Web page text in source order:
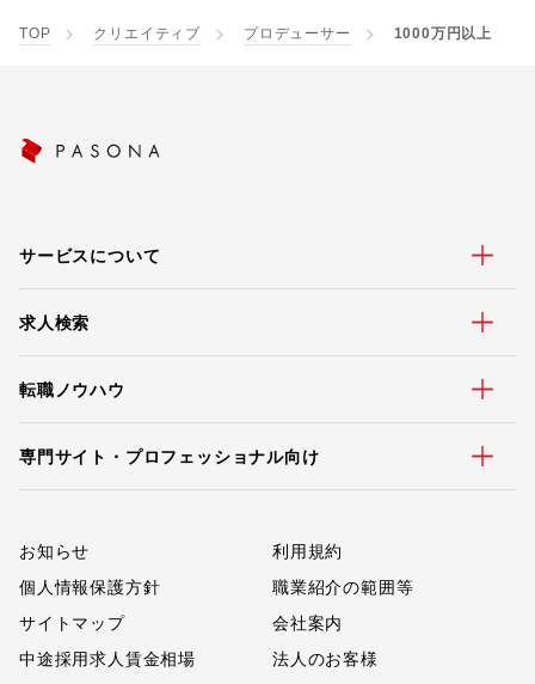
TOP クリエイティブ プロデューサー 1000万円以上
サービスについて
求人検索
転職ノウハウ
専門サイト・プロフェッショナル向け
お知らせ
利用規約
個人情報保護方針
職業紹介の範囲等
サイトマップ
会社案内
中途採用求人賃金相場
法人のお客様